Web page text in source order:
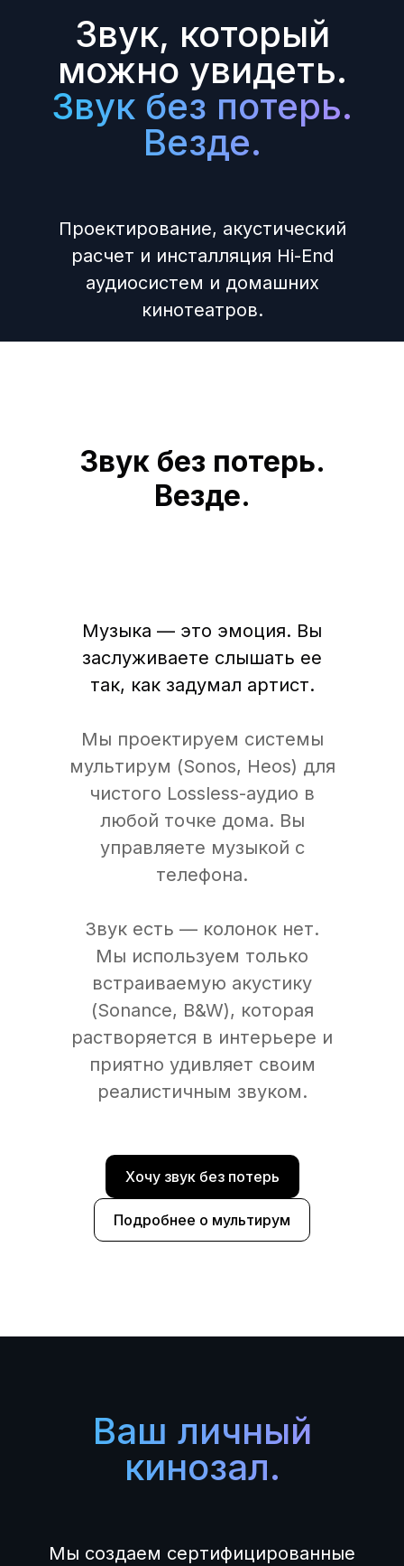
Звук, который
можно увидеть.
Звук без потерь.
Везде.
Проектирование, акустический
расчет и инсталляция Hi-End
аудиосистем и домашних
кинотеатров.
Звук без потерь.
Везде.
Музыка — это эмоция. Вы
заслуживаете слышать ее
так, как задумал артист.
Мы проектируем системы
мультирум (Sonos, Heos) для
чистого Lossless-аудио в
любой точке дома. Вы
управляете музыкой с
телефона.
Звук есть — колонок нет.
Мы используем только
встраиваемую акустику
(Sonance, B&W), которая
растворяется в интерьере и
приятно удивляет своим
реалистичным звуком.
Хочу звук без потерь
Подробнее о мультирум
Ваш личный
кинозал.
Мы создаем сертифицированные